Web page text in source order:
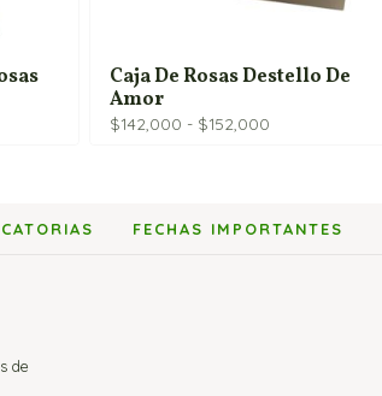
Caja De Rosas Destello De
Amor
$142,000 - $152,000Rango
FECHAS IMPORTANTES
de